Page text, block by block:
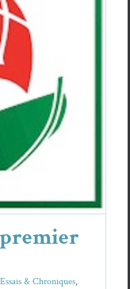
épisode
Tereza Du'Zai
Essais & Chroniques,